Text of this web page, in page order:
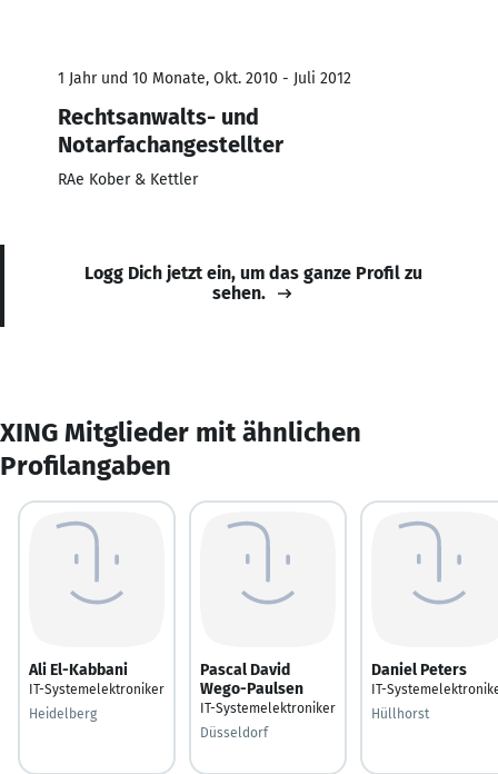
1 Jahr und 10 Monate, Okt. 2010 - Juli 2012
Rechtsanwalts- und
Notarfachangestellter
RAe Kober & Kettler
Logg Dich jetzt ein, um das ganze Profil zu
sehen.
XING Mitglieder mit ähnlichen
Profilangaben
Ali El-Kabbani
IT-Systemelektroniker
Heidelberg
Pascal David
Wego-Paulsen
IT-Systemelektroniker
Düsseldorf
Daniel Peters
IT-
Hüllhorst